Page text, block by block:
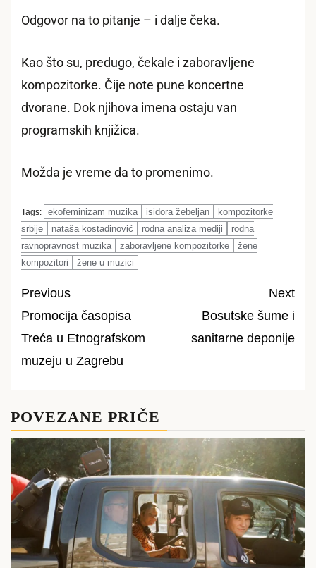
Odgovor na to pitanje – i dalje čeka.
Kao što su, predugo, čekale i zaboravljene
kompozitorke. Čije note pune koncertne
dvorane. Dok njihova imena ostaju van
programskih knjižica.
Možda je vreme da to promenimo.
Tags: ekofeminizam muzika isidora žebeljan
kompozitorke
srbije
nataša kostadinović rodna analiza mediji
rodna
ravnopravnost muzika
zaboravljene kompozitorke
žene
kompozitori
žene u muzici
Post
navigation
Previous
Promocija časopisa
Treća u Etnografskom
muzeju u Zagrebu
Next
Bosutske šume i
sanitarne deponije
POVEZANE PRIČE